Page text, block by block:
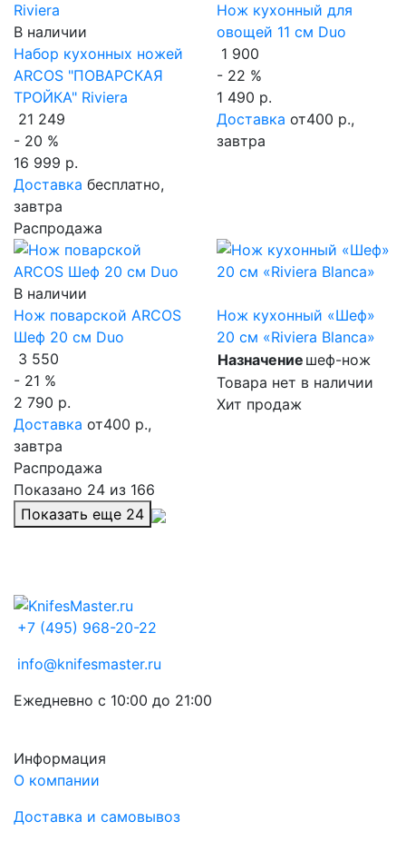
В наличии
Набор кухонных ножей
ARCOS "ПОВАРСКАЯ
ТРОЙКА" Riviera
21 249
- 20 %
16 999 р.
Доставка бесплатно,
завтра
Распродажа
Нож кухонный для
овощей 11 см Duo
1 900
- 22 %
1 490 р.
Доставка от400 р.,
завтра
В наличии
Нож поварской ARCOS
Шеф 20 см Duo
3 550
- 21 %
2 790 р.
Доставка от400 р.,
завтра
Распродажа
Нож кухонный «Шеф»
20 см «Riviera Blanca»
Назначение шеф-нож
Товара нет в наличии
Хит продаж
Показано 24 из 166
Показать еще 24
+7 (495) 968-20-22
info@knifesmaster.ru
Ежедневно с 10:00 до 21:00
Информация
О компании
Доставка и самовывоз